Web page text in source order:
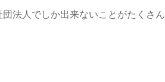
団法人でしか出来ないことがたくさ